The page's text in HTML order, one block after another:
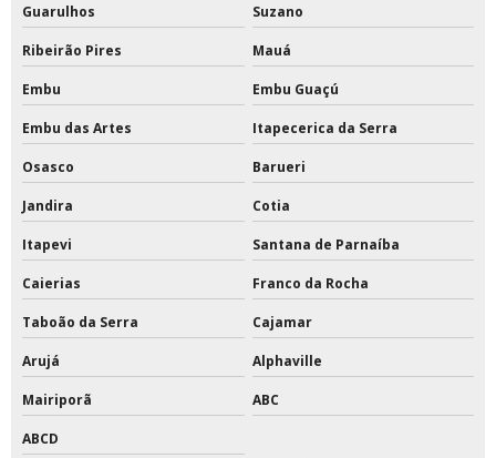
Tinta epóxi para parede
Tinta epóxi para parede externa
Tinta epóxi pu para piso
Tinta epóxi rendimento por m2
Tinta para pintar quadras
Tinta para pintar quadras esportivas
Tinta para quadras
Tinta para quadras esportivas
Guarulhos Suzano
Ribeirão Pires Mauá
Embu Embu Guaçú
Embu das Artes Itapecerica da Serra
Osasco Barueri
Jandira Cotia
Itapevi Santana de Parnaíba
Caierias Franco da Rocha
Taboão da Serra Cajamar
Arujá Alphaville
Mairiporã ABC
ABCD